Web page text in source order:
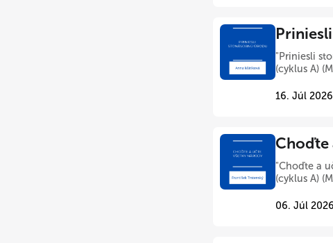
"Priniesli
(cyklus A)
16. Júl
Choďte
"Choďte a
(cyklus A)
06. Júl